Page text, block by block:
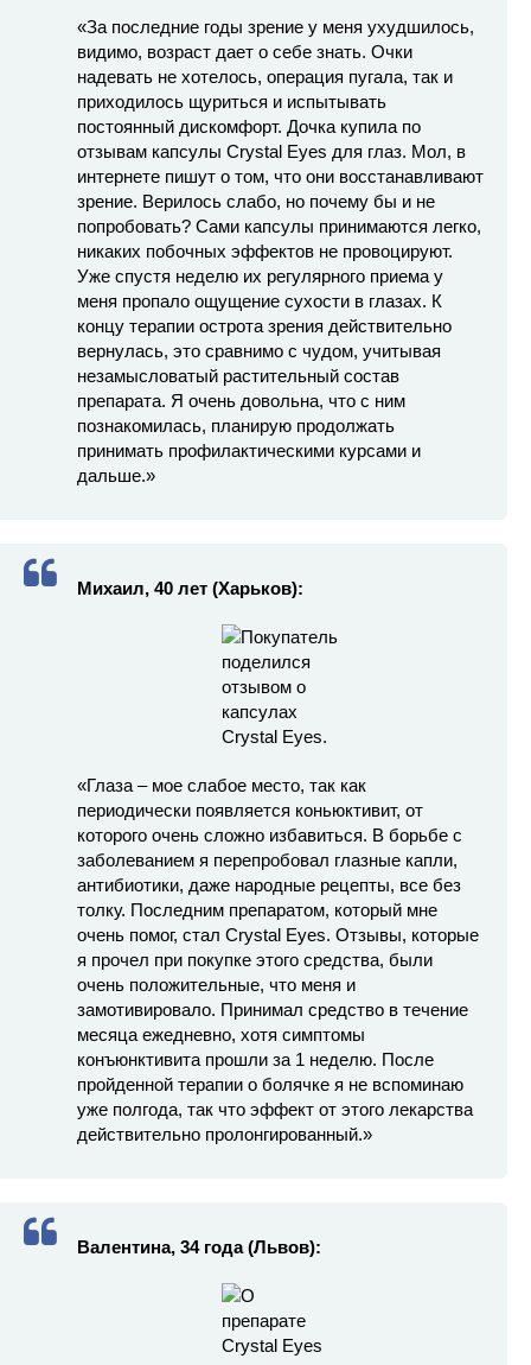
«За последние годы зрение у меня ухудшилось,
видимо, возраст дает о себе знать. Очки
надевать не хотелось, операция пугала, так и
приходилось щуриться и испытывать
постоянный дискомфорт. Дочка купила по
отзывам капсулы Crystal Eyes для глаз. Мол, в
интернете пишут о том, что они восстанавливают
зрение. Верилось слабо, но почему бы и не
попробовать? Сами капсулы принимаются легко,
никаких побочных эффектов не провоцируют.
Уже спустя неделю их регулярного приема у
меня пропало ощущение сухости в глазах. К
концу терапии острота зрения действительно
вернулась, это сравнимо с чудом, учитывая
незамысловатый растительный состав
препарата. Я очень довольна, что с ним
познакомилась, планирую продолжать
принимать профилактическими курсами и
дальше.»
Михаил, 40 лет (Харьков):
«Глаза – мое слабое место, так как
периодически появляется коньюктивит, от
которого очень сложно избавиться. В борьбе с
заболеванием я перепробовал глазные капли,
антибиотики, даже народные рецепты, все без
толку. Последним препаратом, который мне
очень помог, стал Crystal Eyes. Отзывы, которые
я прочел при покупке этого средства, были
очень положительные, что меня и
замотивировало. Принимал средство в течение
месяца ежедневно, хотя симптомы
конъюнктивита прошли за 1 неделю. После
пройденной терапии о болячке я не вспоминаю
уже полгода, так что эффект от этого лекарства
действительно пролонгированный.»
Валентина, 34 года (Львов):